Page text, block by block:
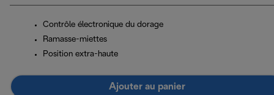
Contrôle électronique du dorage
Ramasse-miettes
Position extra-haute
Ajouter au panier